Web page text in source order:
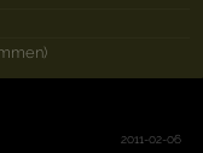
2011-02-06